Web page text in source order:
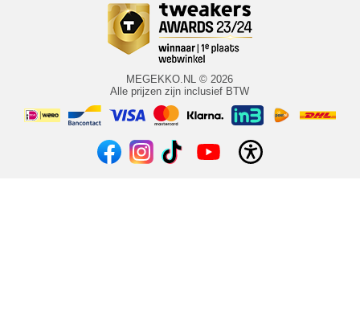
MEGEKKO.NL © 2026
Alle prijzen zijn inclusief BTW